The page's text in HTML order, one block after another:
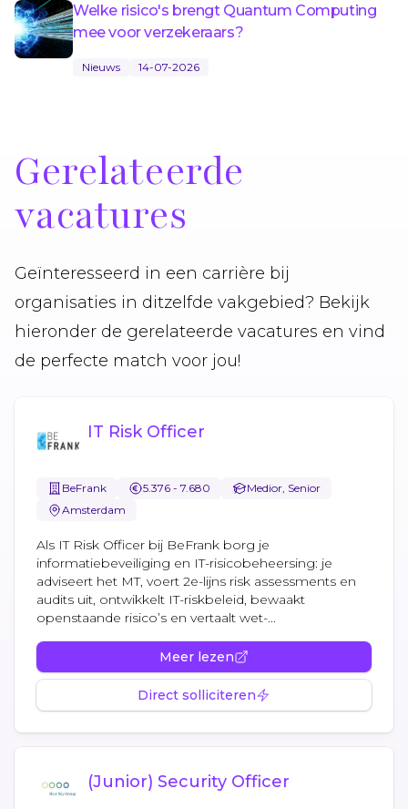
Welke risico's brengt Quantum Computing
mee voor verzekeraars?
Nieuws 14-07-2026
Gerelateerde
vacatures
Geïnteresseerd in een carrière bij
organisaties in ditzelfde vakgebied? Bekijk
hieronder de gerelateerde vacatures en vind
de perfecte match voor jou!
IT Risk Officer
BeFrank 5.376 - 7.680
Medior, Senior
Amsterdam
Als IT Risk Officer bij BeFrank borg je
informatiebeveiliging en IT-risicobeheersing: je
adviseert het MT, voert 2e-lijns risk assessments en
audits uit, ontwikkelt IT-riskbeleid, bewaakt
openstaande risico’s en vertaalt wet-...
Meer lezen
Direct solliciteren
(Junior) Security Officer